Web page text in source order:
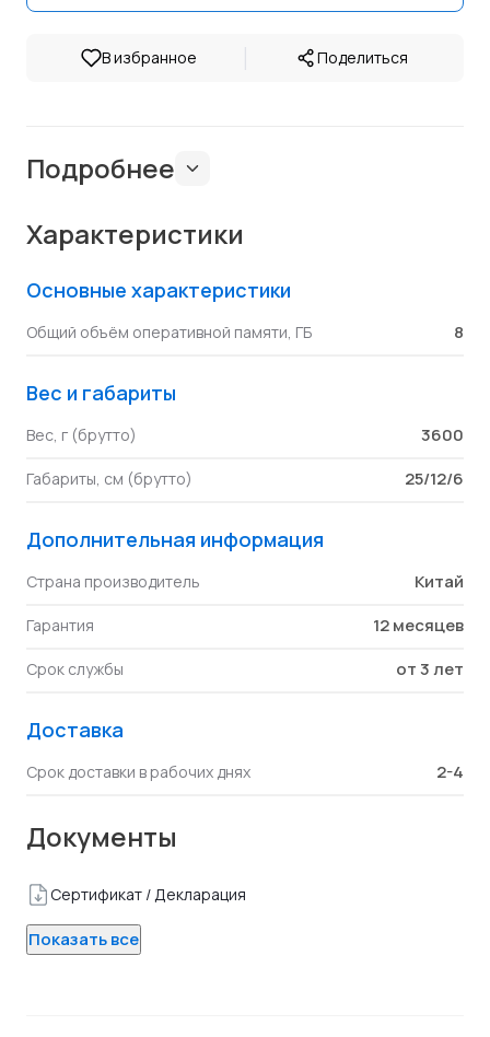
В избранное | Поделиться
Подробнее
Характеристики
Основные характеристики
Общий объём оперативной памяти, ГБ 8
Вес и габариты
Вес, г (брутто) 3600
Габариты, см (брутто) 25/12/6
Дополнительная информация
Страна производитель Китай
Гарантия 12 месяцев
Срок службы от 3 лет
Доставка
Срок доставки в рабочих днях 2-4
Документы
Сертификат / Декларация
Показать все